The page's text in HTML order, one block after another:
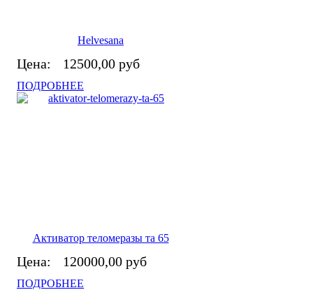
Helvesana
Цена: 12500,00 руб
ПОДРОБНЕЕ
Активатор теломеразы та 65
Цена: 120000,00 руб
ПОДРОБНЕЕ